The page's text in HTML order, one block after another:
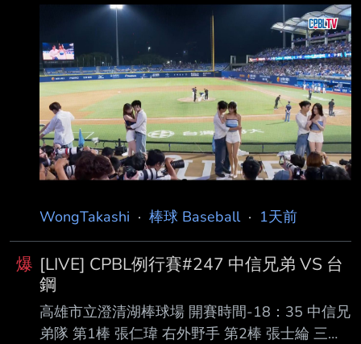
定打擊 第5棒 林子豪 一壘手 第6棒 潘傑楷 三壘
手 第7棒 陳聖平 游擊手 第8棒 張 翔 捕手 第9
棒 林泓弦 二壘手 先發投手 布雷克 富邦悍將隊
第1棒 孔念恩 中外野手 第2棒 林澤彬 二壘手 第3
棒 張育成 指定打擊 第4棒 范國宸 一壘手 第5棒
王苡丞 右外野手 第6棒 董子恩 三壘手 第7棒 戴
培峰 捕手 第8棒 高 捷 左外野手
WongTakashi · 棒球 Baseball· 1天前
爆 [LIVE] CPBL例行賽#247 中信兄弟 VS 台
鋼
高雄市立澄清湖棒球場 開賽時間-18：35 中信兄
弟隊 第1棒 張仁瑋 右外野手 第2棒 張士綸 三壘